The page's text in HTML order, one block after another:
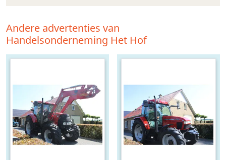
Andere advertenties van
Handelsonderneming Het Hof